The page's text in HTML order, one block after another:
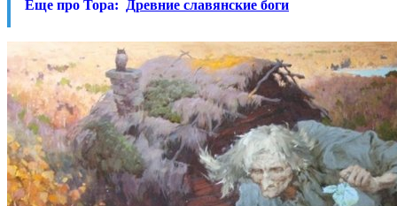
Еще про Тора: Древние славянские боги